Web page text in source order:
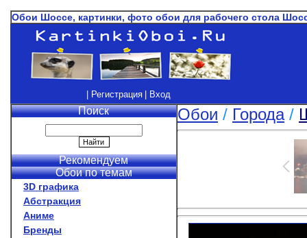
Обои Шоссе, картинки, фото обои для рабочего стола
| Регистрация | Вход
Поиск
Рекомендуем
Обои по темам
3D графика
Абстракция
Аниме
Бренды
Обои / Города/